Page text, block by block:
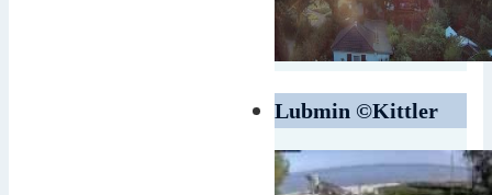
Lubmin ©Kittler